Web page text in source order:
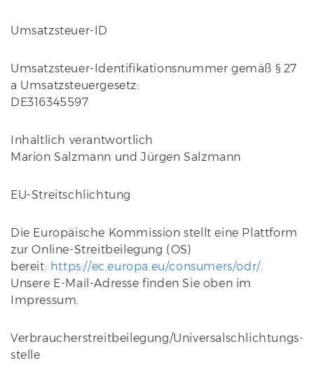
Umsatzsteuer-ID
Umsatzsteuer-Identifikationsnummer gemäß § 27
a Umsatzsteuergesetz:
DE316345597
Inhaltlich verantwortlich
Marion Salzmann und Jürgen Salzmann
EU-Streitschlichtung
Die Europäische Kommission stellt eine Plattform
zur Online-Streitbeilegung (OS)
bereit: https://ec.europa.eu/consumers/odr/.
Unsere E-Mail-Adresse finden Sie oben im
Impressum.
Verbraucher­streit­beilegung/Universal­schlichtungs­
stelle